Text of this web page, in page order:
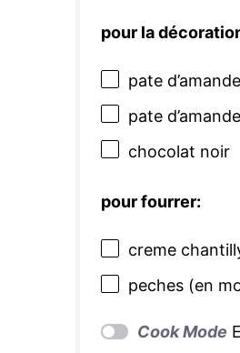
pour la
pate
pate
chocolat noir
pour fourrer:
creme
peches (en
Cook Mode